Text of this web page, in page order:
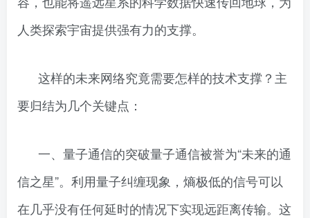
人类探索宇宙提供强有力的支撑。
这样的未来网络究竟需要怎样的技术支撑？主
要归结为几个关键点：
一、量子通信的突破量子通信被誉为“未来的通
信之星”。利用量子纠缠现象，熵极低的信号可以
在几乎没有任何延时的情况下实现远距离传输。这